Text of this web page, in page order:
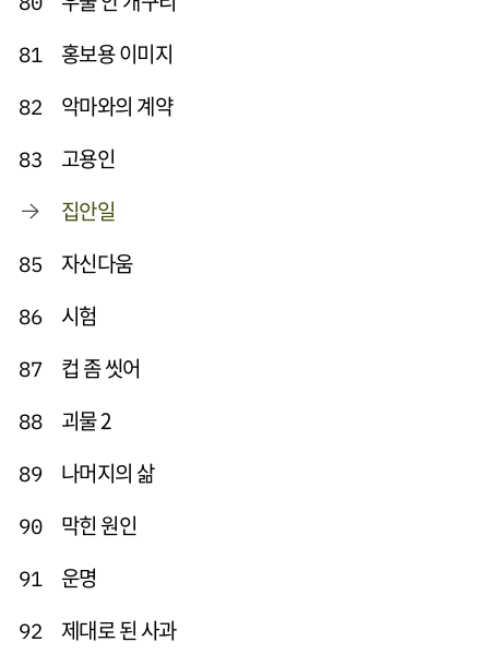
81 홍보용 이미지
82 악마와의 계약
83
고용인
집안일
85 자신다움
86 시험
87 컵 좀 씻어
88 괴물 2
89 나머지의 삶
90 막힌 원인
91 운명
92 제대로 된 사과